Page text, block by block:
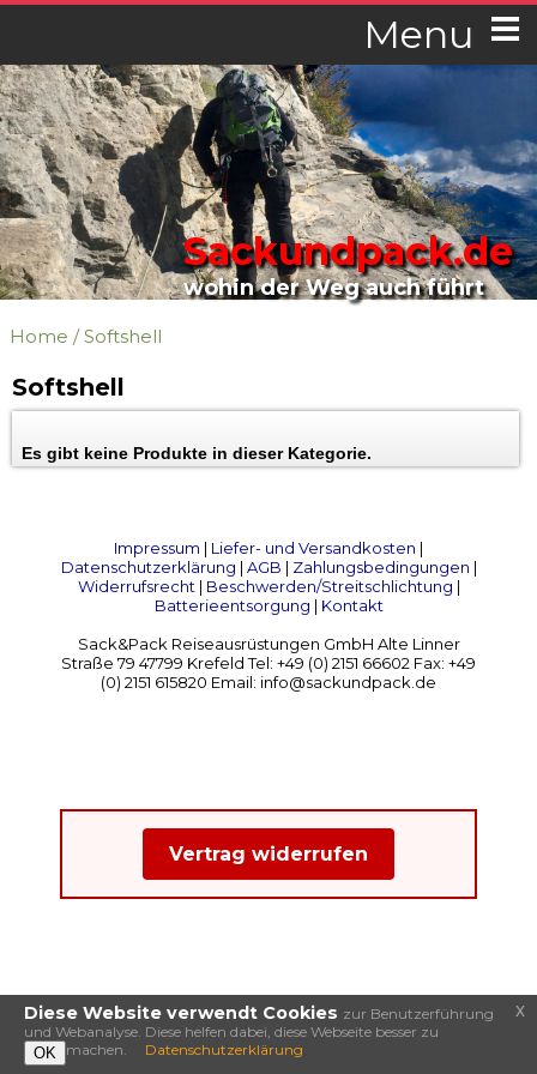
Menu
Sackundpack.de
wohin der Weg auch führt
Home /Softshell
Softshell
Es gibt keine Produkte in dieser Kategorie.
Impressum | Liefer- und Versandkosten |
Datenschutzerklärung | AGB | Zahlungsbedingungen |
Widerrufsrecht| Beschwerden/Streitschlichtung |
Batterieentsorgung | Kontakt
Sack&Pack Reiseausrüstungen GmbH Alte Linner
Straße 79 47799 Krefeld Tel: +49 (0) 2151 66602 Fax: +49
(0) 2151 615820 Email: info@sackundpack.de
Vertrag widerrufen
Diese Website verwendt Cookies zur Benutzerführung
und Webanalyse. Diese helfen dabei, diese Webseite besser zu
machen.
OK Datenschutzerklärung
x